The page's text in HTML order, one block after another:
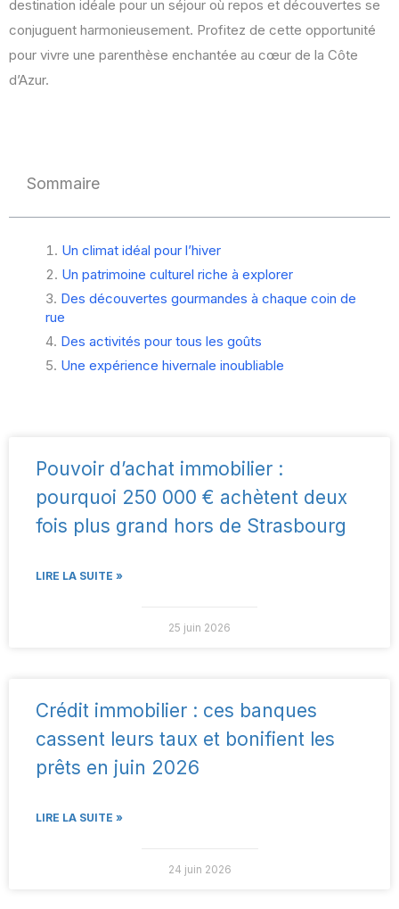
destination idéale pour un séjour où repos et découvertes se
conjuguent harmonieusement. Profitez de cette opportunité
pour vivre une parenthèse enchantée au cœur de la Côte
d’Azur.
Sommaire
Un climat idéal pour l’hiver
Un patrimoine culturel riche à explorer
Des découvertes gourmandes à chaque coin de
rue
Des activités pour tous les goûts
Une expérience hivernale inoubliable
Pouvoir d’achat immobilier :
pourquoi 250 000 € achètent deux
fois plus grand hors de Strasbourg
LIRE LA SUITE »
25 juin 2026
Crédit immobilier : ces banques
cassent leurs taux et bonifient les
prêts en juin 2026
LIRE LA SUITE »
24 juin 2026